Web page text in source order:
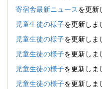
寄宿舎最新ニュースを更新
児童生徒の様子を更新しま
児童生徒の様子を更新しま
児童生徒の様子を更新しま
児童生徒の様子を更新しま
児童生徒の様子を更新しま